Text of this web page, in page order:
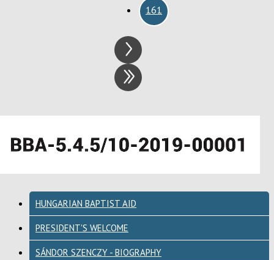
161
HUNGARIAN BAPTIST AID
PRESIDENT'S WELCOME
SÁNDOR SZENCZY - BIOGRAPHY